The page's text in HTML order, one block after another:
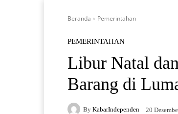
Beranda Pemerintahan
PEMERINTAHAN
Libur Natal
Barang di
By KabarIndependen 20